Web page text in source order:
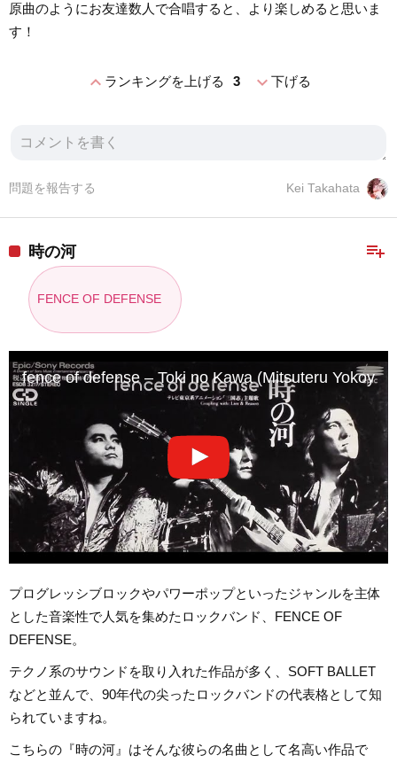
原曲のようにお友達数人で合唱すると、より楽しめると思いま
す！
expand_lessランキングを上げる 3 expand_more下げる
Kei Takahata
問題を報告する
playlist_add
時の河
FENCE OF DEFENSE
fence of defense – Toki no Kawa (Mitsuteru
プログレッシブロックやパワーポップといったジャンルを主体
とした音楽性で人気を集めたロックバンド、FENCE OF
DEFENSE。
テクノ系のサウンドを取り入れた作品が多く、SOFT BALLET
などと並んで、90年代の尖ったロックバンドの代表格として知
られていますね。
こちらの『時の河』はそんな彼らの名曲として名高い作品で